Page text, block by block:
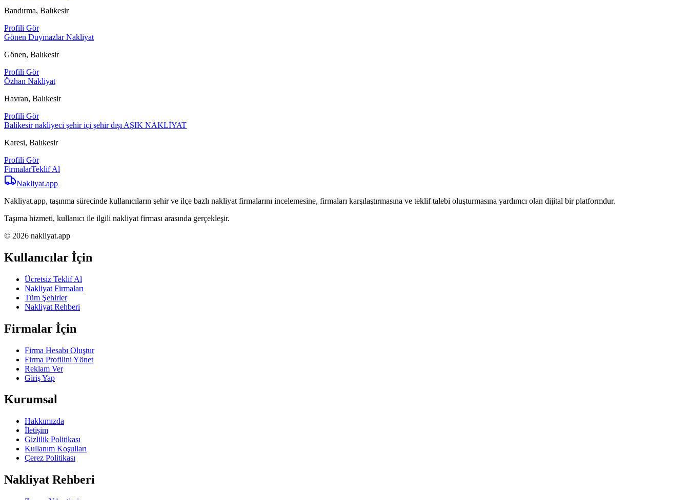
Bandırma, Balıkesir
Profili Gör
Gönen Duymazlar Nakliyat
Gönen, Balıkesir
Profili Gör
Özhan Nakliyat
Havran, Balıkesir
Profili Gör
Balikesir nakliyeci şehir içi şehir dışı AŞIK NAKLİYAT
Karesi, Balıkesir
Profili Gör
FirmalarTeklif Al
Nakliyat.app
Nakliyat.app, taşınma sürecinde kullanıcıların şehir ve ilçe bazlı nakliyat firmalarını incelemesine, firmaları karşılaştırmasına ve teklif talebi oluşturmasına yardımcı olan dijital bir platformdur.
Taşıma hizmeti, kullanıcı ile ilgili nakliyat firması arasında gerçekleşir.
© 2026 nakliyat.app
Kullanıcılar İçin
Ücretsiz Teklif Al
Nakliyat Firmaları
Tüm Şehirler
Nakliyat Rehberi
Firmalar İçin
Firma Hesabı Oluştur
Firma Profilini Yönet
Reklam Ver
Giriş Yap
Kurumsal
Hakkımızda
İletişim
Gizlilik Politikası
Kullanım Koşulları
Çerez Politikası
Nakliyat Rehberi